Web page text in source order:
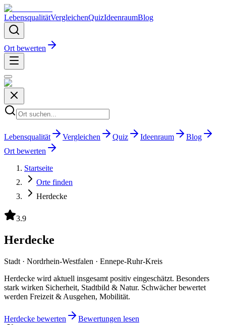
LebensqualitätVergleichenQuizIdeenraumBlog
Ort bewerten
Lebensqualität Vergleichen Quiz Ideenraum
Blog
Ort bewerten
Startseite
Orte finden
Herdecke
3.9
Herdecke
Stadt · Nordrhein-Westfalen · Ennepe-Ruhr-Kreis
Herdecke wird aktuell insgesamt positiv eingeschätzt. Besonders
stark wirken Sicherheit, Stadtbild & Natur. Schwächer bewertet
werden Freizeit & Ausgehen, Mobilität.
Herdecke bewerten Bewertungen lesen